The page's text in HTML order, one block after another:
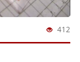
412